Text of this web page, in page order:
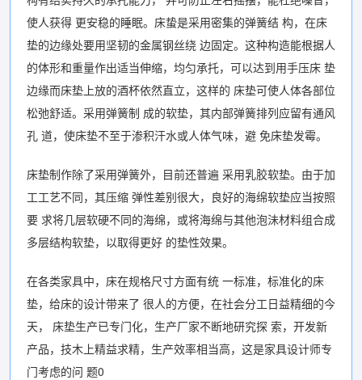
使人获得 更安稳的睡眠。床蛰是采用密集的弹簧结 构，在床
垫的边缘处要用坚韧的金属钢丝绕 边固定。这种构造能根据人
的体形和重量作出适当伸缩，均匀承托，可以达到用手压床 垫
边缘而床垫上放的酒杯依然直立，这样的 床垫可使人体各部位
松弛舒适。采用弹簧制 成的软垫，其内部弹簧排列应留有通风
孔 道，使床垫不至于渗积汗水或人体气味，避 免床垫发霉。
床垫制作除了采用弹簧外，目前还普遍 采用乳胶软垫。由于加
工工艺不同，其压缩 弹性差别很大，良好的海绵软垫应当按照
要 求将几层软硬不同的海绵，或将海绵与其他泡沬材料组合成
多层结构软垫，以取得更好 的垫性效果。
在各类家具中，床在规格尺寸方面有统 一标准，标准化的床
垫，给床的设计带来了 很人的方便，在社会分工日益精细的今
天， 床垫生产已专门化，生产厂家不断地研究探 索，开发新
产品，技木上精益求精，生产效率相当高，这是家具设计师专
门考虑的问 题0